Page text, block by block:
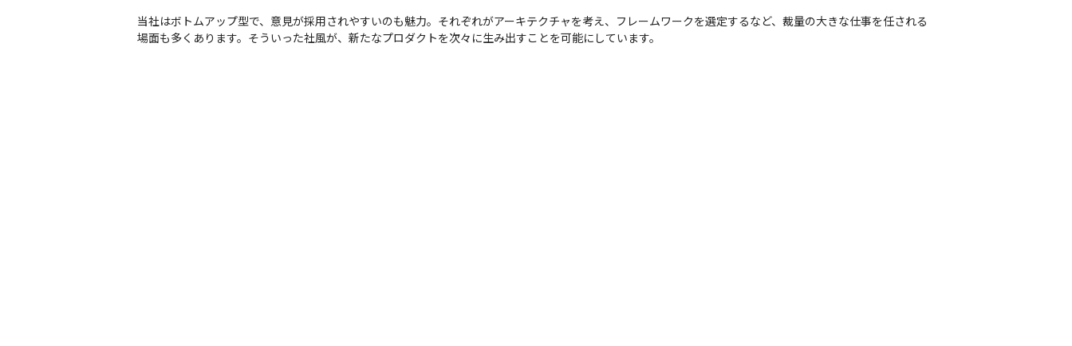
当社はボトムアップ型で、意見が採用されやすいのも魅力。それぞれがアーキテクチャを考え、フレームワークを選定するなど、裁量の大きな仕事を任される
場面も多くあります。そういった社風が、新たなプロダクトを次々に生み出すことを可能にしています。